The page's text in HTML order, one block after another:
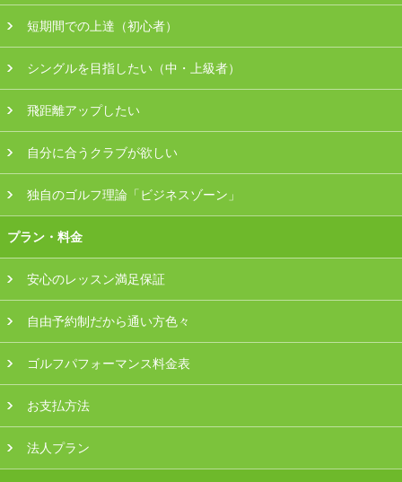
短期間での上達（初心者）
シングルを目指したい（中・上級者）
飛距離アップしたい
自分に合うクラブが欲しい
独自のゴルフ理論「ビジネスゾーン」
プラン・料金
安心のレッスン満足保証
自由予約制だから通い方色々
ゴルフパフォーマンス料金表
お支払方法
法人プラン